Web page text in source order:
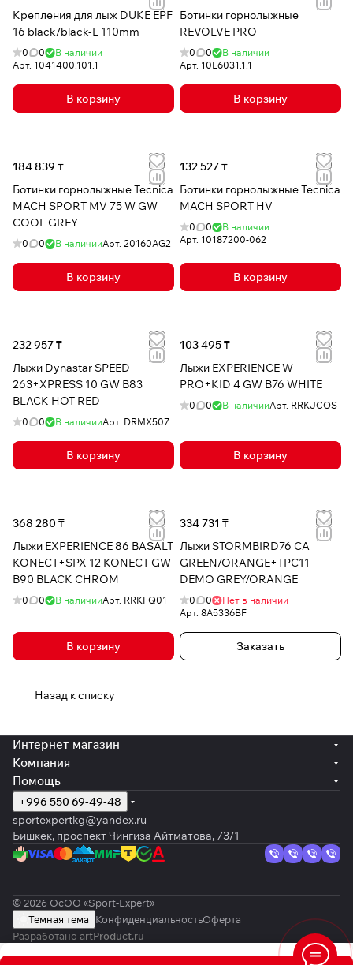
Крепления для лыж DUKE EPF
16 black/black-L 110mm
0 0
В наличии
Арт. 1041400.101.1
В корзину
Ботинки горнолыжные
REVOLVE PRO
0 0
В наличии
Арт. 10L6031.1.1
В корзину
184 839 ₸
Ботинки горнолыжные Tecnica
MACH SPORT MV 75 W GW
COOL GREY
0 0 В наличииАрт. 20160AG2
В корзину
132 527 ₸
Ботинки горнолыжные Tecnica
MACH SPORT HV
0 0
В наличии
Арт. 10187200-062
В корзину
232 957 ₸
Лыжи Dynastar SPEED
263+XPRESS 10 GW B83
BLACK HOT RED
0 0 В наличииАрт. DRMX507
В корзину
103 495 ₸
Лыжи EXPERIENCE W
PRO+KID 4 GW B76 WHITE
0 0 В наличииАрт. RRKJCOS
В корзину
368 280 ₸
Лыжи EXPERIENCE 86 BASALT
KONECT+SPX 12 KONECT GW
B90 BLACK CHROM
0 0 В наличииАрт. RRKFQ01
В корзину
334 731 ₸
Лыжи STORMBIRD76 CA
GREEN/ORANGE+TPC11
DEMO GREY/ORANGE
0 0
Нет в наличии
Арт. 8A5336BF
Заказать
Назад к списку
Интернет-магазин
Компания
Помощь
+996 550 69-49-48
sportexpertkg@yandex.ru
Бишкек, проспект Чингиза Айтматова, 73/1
© 2026 ОсОО «Sport-Expert»
Темная тема
КонфиденциальностьОферта
Разработано artProduct.ru